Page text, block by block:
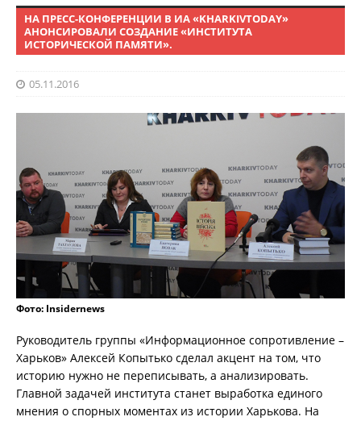
НА ПРЕСС-КОНФЕРЕНЦИИ В ИА «KHARKIVTODAY»
АНОНСИРОВАЛИ СОЗДАНИЕ «ИНСТИТУТА
ИСТОРИЧЕСКОЙ ПАМЯТИ».
05.11.2016
Фото: Insidernews
Руководитель группы «Информационное сопротивление –
Харьков» Алексей Копытько сделал акцент на том, что
историю нужно не переписывать, а анализировать.
Главной задачей института станет выработка единого
мнения о спорных моментах из истории Харькова. На